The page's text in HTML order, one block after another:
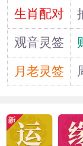
2022年犯太岁的
主管当年运势，
犯太岁之人，在
袋”，亦可求福
道生肖配对
观音灵签
月老灵签